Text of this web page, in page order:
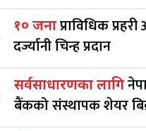
१० जनाप्राविधिक
दर्ज्यानी चिन्ह प्रदान
सर्वसाधारणका लागि
बैंकको संस्थापक शेयर